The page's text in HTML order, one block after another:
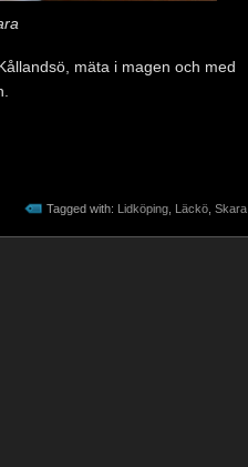
mäta i magen och med
Tagged with: Lidköping, Läckö, Skara